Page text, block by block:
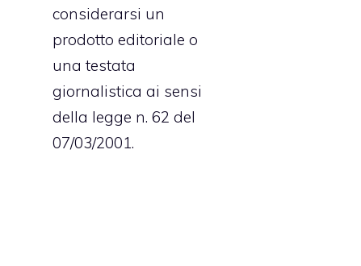
considerarsi un
prodotto editoriale o
una testata
giornalistica ai sensi
della legge n. 62 del
07/03/2001.